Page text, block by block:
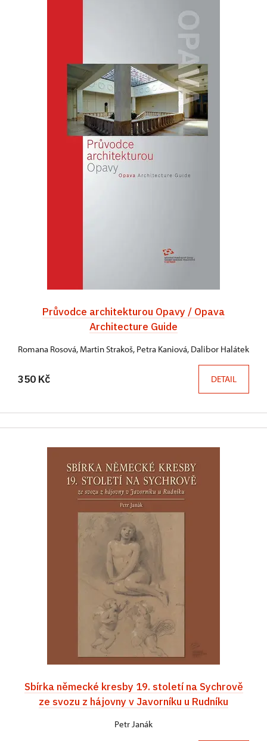
Průvodce architekturou Opavy / Opava
Architecture Guide
Romana Rosová, Martin Strakoš, Petra Kaniová, Dalibor Halátek
350 Kč DETAIL
Sbírka německé kresby 19. století na Sychrově
ze svozu z hájovny v Javorníku u Rudníku
Petr Janák